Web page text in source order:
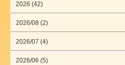
2026 (42)
2026/08 (2)
2026/07 (4)
2026/06 (5)